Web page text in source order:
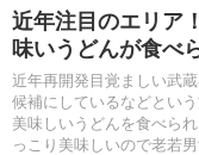
近年注目のエリア
味いうどんが食べ
近年再開発目覚ましい武
候補にしているなどとい
美味しいうどんを食べら
っこり美味しいので老若